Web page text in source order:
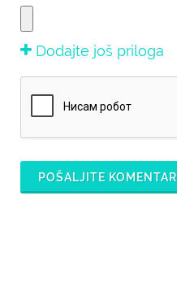
Dodajte još priloga
POŠALJITE KOMENTAR